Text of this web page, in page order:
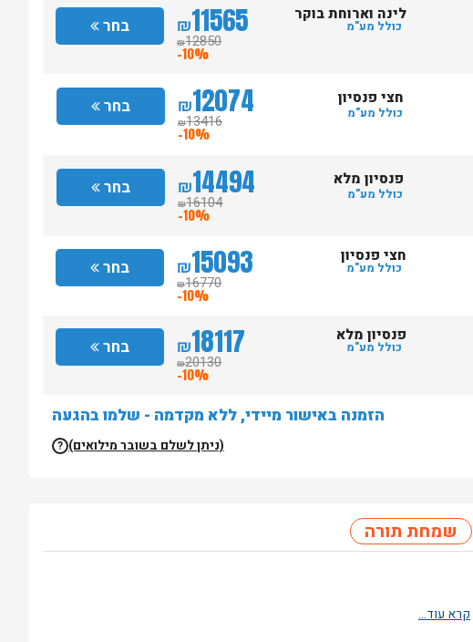
בחר ₪11565
₪12850
-10%
לינה וארוחת בוקר
כולל מע"מ
בחר ₪12074
₪13416
-10%
חצי פנסיון
כולל מע"מ
בחר ₪14494
₪16104
-10%
פנסיון מלא
כולל מע"מ
בחר ₪15093
₪16770
-10%
חצי פנסיון
כולל מע"מ
בחר ₪18117
₪20130
-10%
פנסיון מלא
כולל מע"מ
הזמנה באישור מיידי, ללא מקדמה - שלמו בהגעה
(ניתן לשלם בשובר מילואים) ?
שמחת תורה